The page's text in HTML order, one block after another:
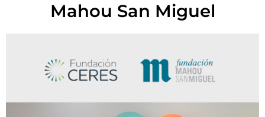
Mahou San Miguel